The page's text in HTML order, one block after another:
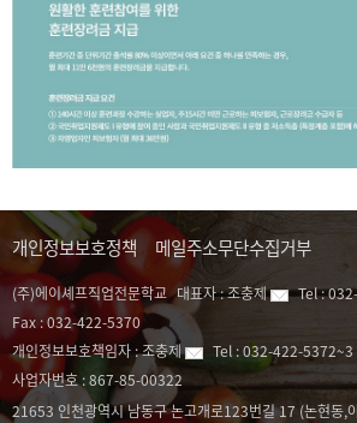
개인정보보호정책 메일주소무단수집거부
(주)에이셰프직업전문학교 대표자 :조충제 Tel :
Fax :032-422-5370
개인정보보호책임자 :조충제 Tel :032-422-5372~3
사업자번호 :867-85-00322
21653 인천광역시 남동구 논고개로123번길 17 (논현동,